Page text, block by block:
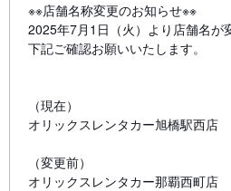
※※店舗名称変更のお知らせ※※
2025年7月1日（火）より店舗名が
下記ご確認お願いいたします。
（現在）
オリックスレンタカー旭橋駅西店
（変更前）
オリックスレンタカー那覇西町店